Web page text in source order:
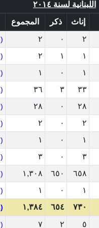
اللبنانية لسنة ٢٠١٤
إناث ذكر المجموع
٢ ٠ ٢ (٠.١٤%)
١ ١ ٢ (٠.١٤%)
١ ٠ ١ (٠.٠٧%)
٣٣ ٣ ٣٦ (٢.٥٨%)
٢٨ ٠ ٢٨ (٢.٠١%)
٢ ٠ ٢ (٠.١٤%)
١ ٠ ١ (٠.٠٧%)
٣ ٠ ٣ (٠.٢١%)
٦٥٨ ٦٥٠ ١,٣٠٨ (٩٣.٧٠%)
١ ٠ ١ (٠.٠٧%)
٧٣٠ ٦٥٤ ١,٣٨٤ (٩٩.١٤%)
٥ ٢ ٧ (٠.٥٠%)